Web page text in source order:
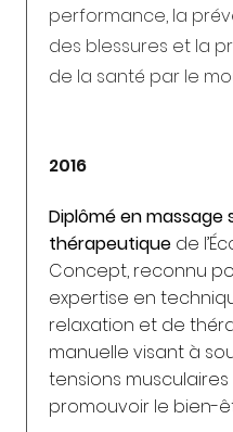
performance, la
des blessures et la
de la santé par le
2016
Diplômé en massage
thérapeutique de
Concept, reconnu
expertise en
relaxation et de
manuelle visant à
tensions
promouvoir le bien-